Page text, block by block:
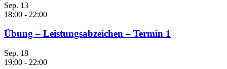
Sep. 13
18:00 - 22:00
Übung – Leistungsabzeichen – Termin 1
Sep. 18
19:00 - 22:00